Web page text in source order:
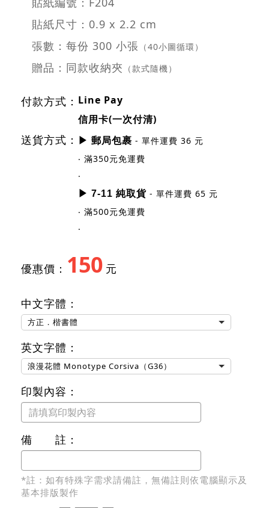
貼紙尺寸：0.9 x 2.2 cm
張數：每份 300 小張 （40小圖循環）
贈品：同款收納夾 （款式隨機）
付款方式： Line Pay
信用卡(一次付清)
送貨方式： ▶ 郵局包裹 - 單件運費 36 元
‧ 滿350元免運費
‧
▶ 7-11 純取貨 - 單件運費 65 元
‧ 滿500元免運費
‧
優惠價： 150 元
中文字體：
方正．楷書體
英文字體：
浪漫花體 Monotype Corsiva（G36）
印製內容：
備 註：
*註：如有特殊字需求請備註，無備註則依電腦顯示及
基本排版製作